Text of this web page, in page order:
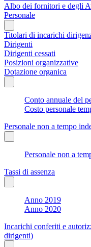
Albo dei fornitori e degli
Personale
Titolari di incarichi
Dirigenti
Dirigenti cessati
Posizioni organizzative
Dotazione organica
Conto annuale del
Costo personale
Personale non a tempo
Personale non a
Tassi di assenza
Anno 2019
Anno 2020
Incarichi conferiti e
dirigenti)